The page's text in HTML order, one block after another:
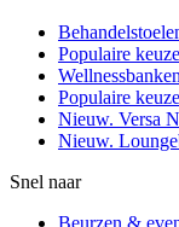
Populaire
Populaire
Nieuw. Versa
Nieuw.
Snel naar